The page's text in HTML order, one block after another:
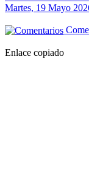
Martes, 19 Mayo
Enlace copiado